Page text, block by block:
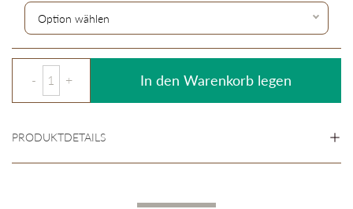
In den Warenkorb legen
PRODUKTDETAILS